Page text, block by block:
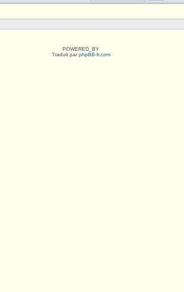
POWERED_BY
Traduit parphpBB-fr.com